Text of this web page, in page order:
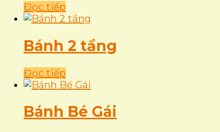
Đọc tiếp
Bánh 2 tầng
Đọc tiếp
Bánh Bé Gái